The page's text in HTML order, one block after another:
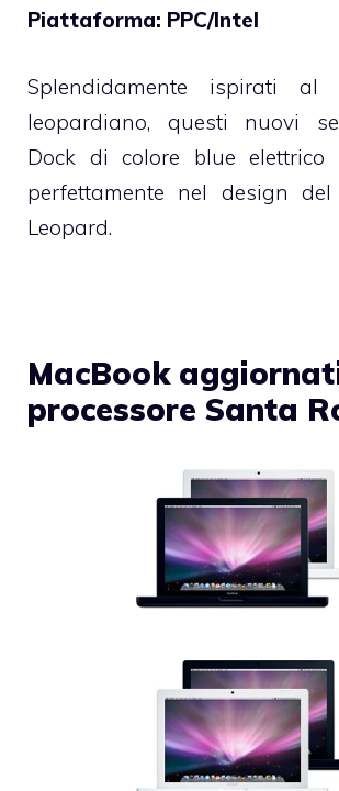
Piattaforma: PPC/Intel
Splendidamente ispirati al
leopardiano, questi nuovi
Dock di colore blue elettrico
perfettamente nel design
Leopard.
MacBook
processore Santa